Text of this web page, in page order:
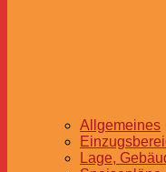
Allgemeines
Lage,